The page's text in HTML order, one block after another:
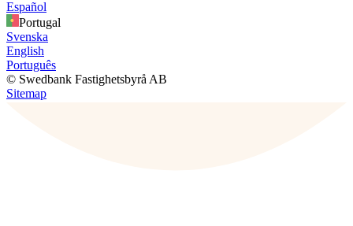
Español
Portugal
Svenska
English
Português
© Swedbank Fastighetsbyrå AB
Sitemap